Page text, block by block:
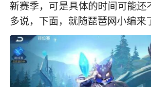
新赛季，可是具体的时间可能还
多说，下面，就随琵琶网小编来